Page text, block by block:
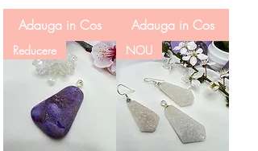
Adauga in Cos
Adauga in Cos
Reducere NOU